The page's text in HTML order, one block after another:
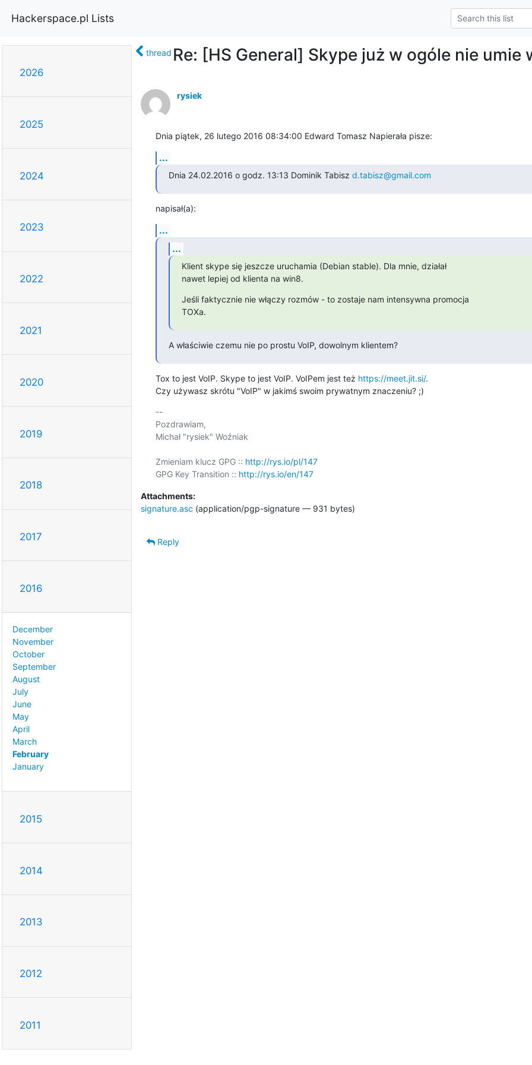
Hackerspace.pl Lists
2026
2025
2024
2023
2022
2021
2020
2019
2018
2017
2016
December
November
October
September
August
July
June
May
April
March
February
January
2015
2014
2013
2012
2011
thread Re: [HS General] Skype już w ogóle nie umie
rysiek
Dnia piątek, 26 lutego 2016 08:34:00 Edward Tomasz Napierała pisze:
...
Dnia 24.02.2016 o godz. 13:13 Dominik Tabisz d.tabisz@gmail.com
napisał(a):
...
...
Klient skype się jeszcze uruchamia (Debian stable). Dla mnie, działał
nawet lepiej od klienta na win8.
Jeśli faktycznie nie włączy rozmów - to zostaje nam intensywna promocja
TOXa.
A właściwie czemu nie po prostu VoIP, dowolnym klientem?
Tox to jest VoIP. Skype to jest VoIP. VoIPem jest też https://meet.jit.si/.
Czy używasz skrótu "VoIP" w jakimś swoim prywatnym znaczeniu? ;)
--
Pozdrawiam,
Michał "rysiek" Woźniak
Zmieniam klucz GPG :: http://rys.io/pl/147
GPG Key Transition :: http://rys.io/en/147
Attachments:
signature.asc (application/pgp-signature — 931 bytes)
Reply